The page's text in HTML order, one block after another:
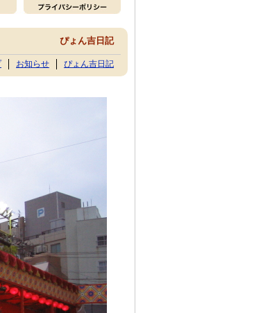
ぴょん吉日記
お知らせ ぴょん吉日記